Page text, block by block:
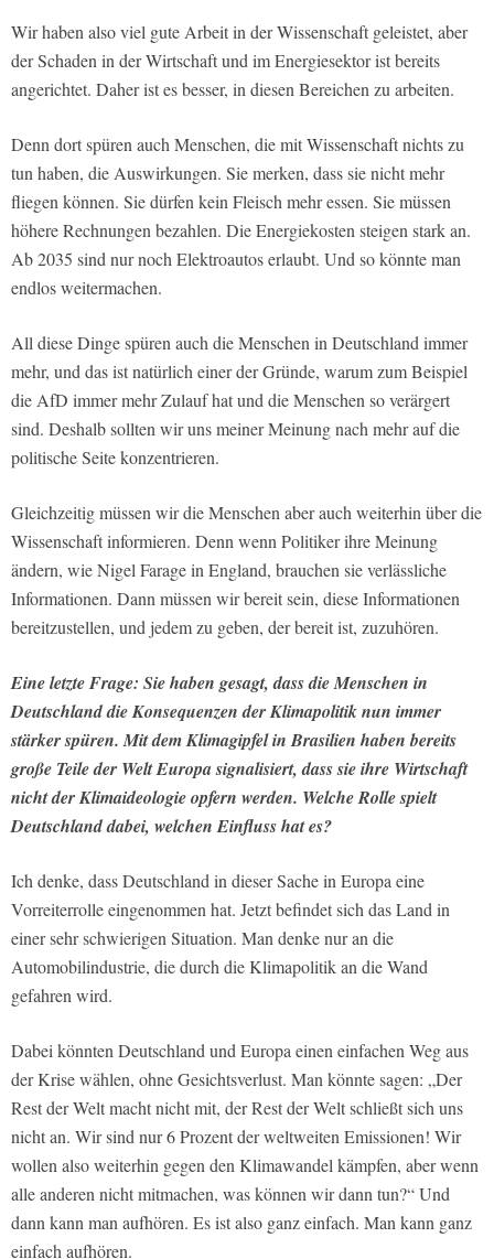
Wir haben also viel gute Arbeit in der Wissenschaft geleistet, aber
der Schaden in der Wirtschaft und im Energiesektor ist bereits
angerichtet. Daher ist es besser, in diesen Bereichen zu arbeiten.
Denn dort spüren auch Menschen, die mit Wissenschaft nichts zu
tun haben, die Auswirkungen. Sie merken, dass sie nicht mehr
fliegen können. Sie dürfen kein Fleisch mehr essen. Sie müssen
höhere Rechnungen bezahlen. Die Energiekosten steigen stark an.
Ab 2035 sind nur noch Elektroautos erlaubt. Und so könnte man
endlos weitermachen.
All diese Dinge spüren auch die Menschen in Deutschland immer
mehr, und das ist natürlich einer der Gründe, warum zum Beispiel
die AfD immer mehr Zulauf hat und die Menschen so verärgert
sind. Deshalb sollten wir uns meiner Meinung nach mehr auf die
politische Seite konzentrieren.
Gleichzeitig müssen wir die Menschen aber auch weiterhin über die
Wissenschaft informieren. Denn wenn Politiker ihre Meinung
ändern, wie Nigel Farage in England, brauchen sie verlässliche
Informationen. Dann müssen wir bereit sein, diese Informationen
bereitzustellen, und jedem zu geben, der bereit ist, zuzuhören.
Eine letzte Frage: Sie haben gesagt, dass die Menschen in
Deutschland die Konsequenzen der Klimapolitik nun immer
stärker spüren. Mit dem Klimagipfel in Brasilien haben bereits
große Teile der Welt Europa signalisiert, dass sie ihre Wirtschaft
nicht der Klimaideologie opfern werden. Welche Rolle spielt
Deutschland dabei, welchen Einfluss hat es?
Ich denke, dass Deutschland in dieser Sache in Europa eine
Vorreiterrolle eingenommen hat. Jetzt befindet sich das Land in
einer sehr schwierigen Situation. Man denke nur an die
Automobilindustrie, die durch die Klimapolitik an die Wand
gefahren wird.
Dabei könnten Deutschland und Europa einen einfachen Weg aus
der Krise wählen, ohne Gesichtsverlust. Man könnte sagen: „Der
Rest der Welt macht nicht mit, der Rest der Welt schließt sich uns
nicht an. Wir sind nur 6 Prozent der weltweiten Emissionen! Wir
wollen also weiterhin gegen den Klimawandel kämpfen, aber wenn
alle anderen nicht mitmachen, was können wir dann tun?“ Und
dann kann man aufhören. Es ist also ganz einfach. Man kann ganz
einfach aufhören.